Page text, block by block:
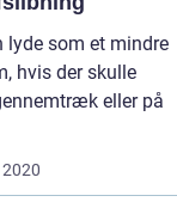
lyde som et mindre
hvis der skulle
eller på